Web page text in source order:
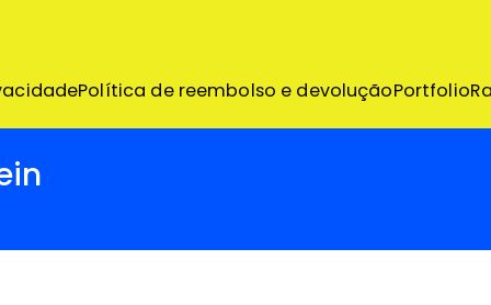
Política de reembolso e devoluçãoPortfolio